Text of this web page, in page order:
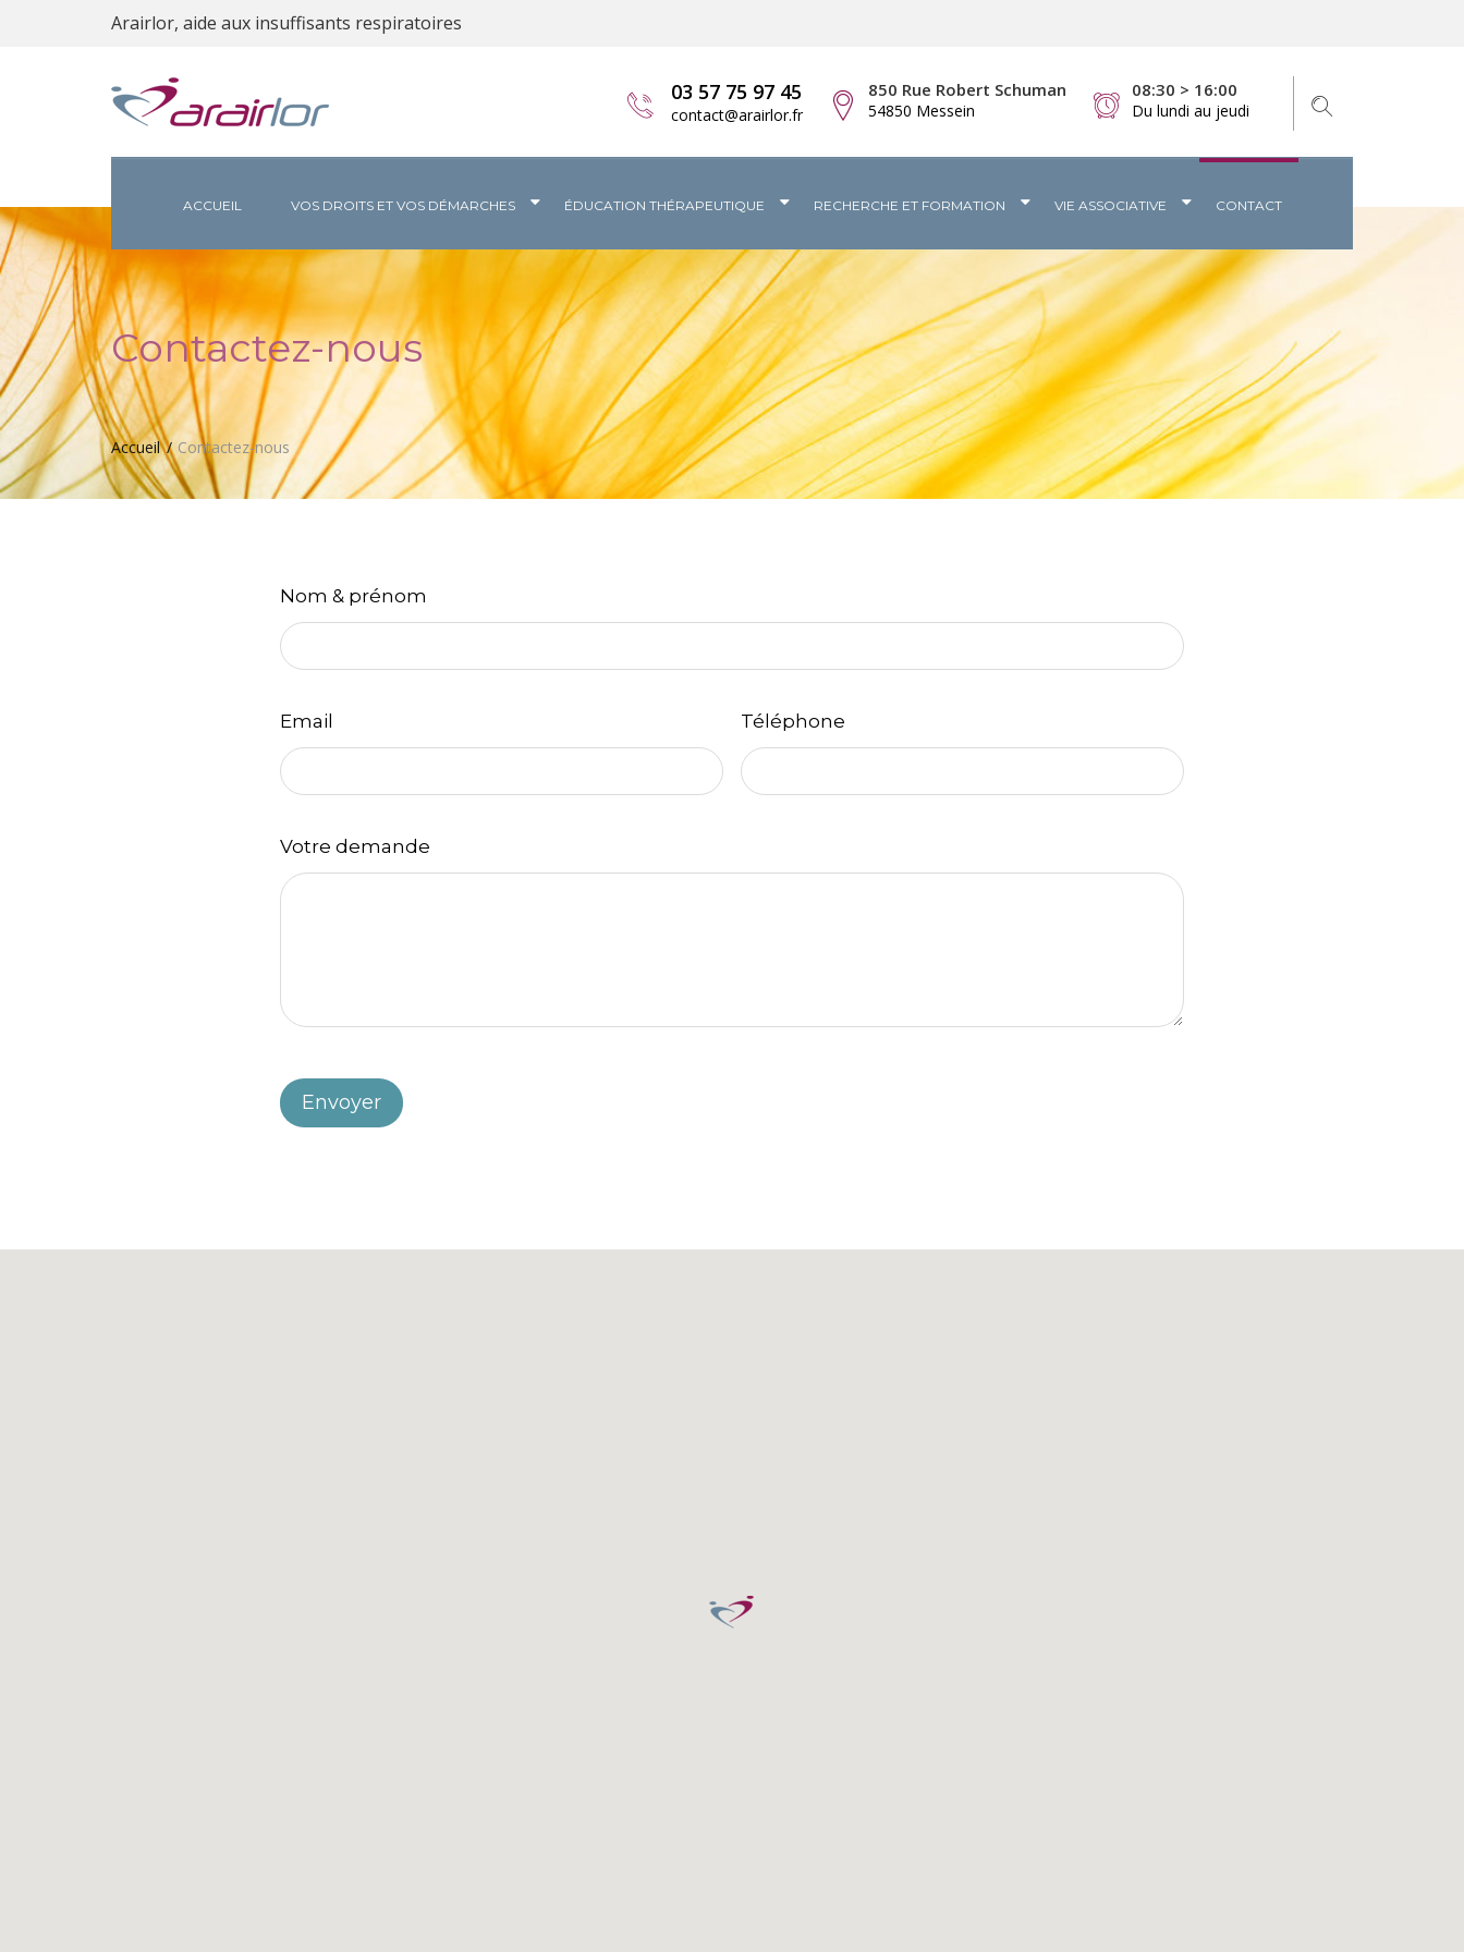
Arairlor, aide aux insuffisants respiratoires
03 57 75 97 45
contact@arairlor.fr
850 Rue Robert Schuman
54850 Messein
08:30 > 16:00
Du lundi au jeudi
ACCUEIL VOS DROITS ET VOS DÉMARCHES ÉDUCATION THÉRAPEUTIQUE RECHERCHE ET FORMATION VIE ASSOCIATIVE CONTACT
Contactez-nous
Accueil Contactez-nous
Nom & prénom
Email Téléphone
Votre demande